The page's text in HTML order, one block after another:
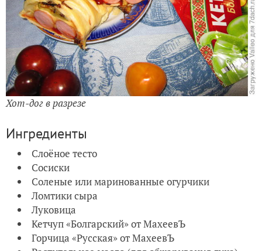
Хот-дог в разрезе
Ингредиенты
Слоёное тесто
Сосиски
Соленые или маринованные огурчики
Ломтики сыра
Луковица
Кетчуп «Болгарский» от МахеевЪ
Горчица «Русская» от МахеевЪ